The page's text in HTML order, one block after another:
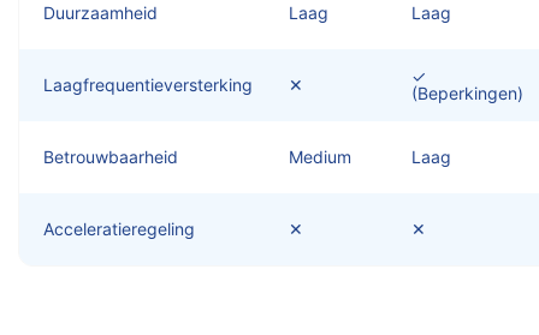
Duurzaamheid Laag Laag
Laagfrequentieversterking ✕
✓
(Beperkingen)
Betrouwbaarheid Medium Laag
Acceleratieregeling ✕ ✕